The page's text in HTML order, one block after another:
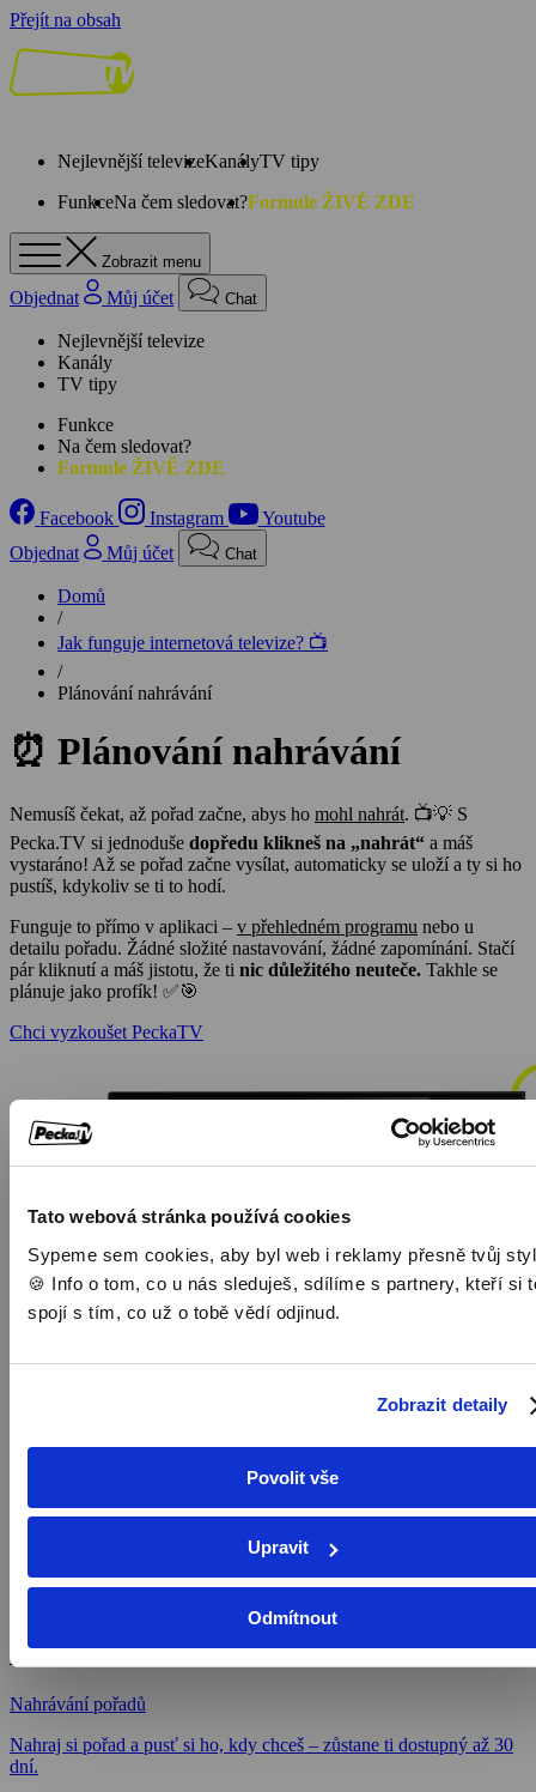
Tato webová stránka používá cookies
Sypeme sem cookies, aby byl web i reklamy přesně tvůj
🍪 Info o tom, co u nás sleduješ, sdílíme s partnery, kteří si
spojí s tím, co už o tobě vědí odjinud.
Zobrazit detaily
Povolit vše
Upravit
Odmítnout
Přejít na obsah
Nejlevnější televizeKanályTV tipy
FunkceNa čem sledovat?Formule ŽIVĚ ZDE
Zobrazit menu
Objednat Můj účet Chat
Nejlevnější televize
Kanály
TV tipy
Funkce
Na čem sledovat?
Formule ŽIVĚ ZDE
Facebook Instagram
Youtube
Objednat
Můj účet Chat
Domů
/
Jak funguje internetová televize? 📺
/
Plánování nahrávání
⏰ Plánovánínahrávání
Nemusíš čekat, až pořad začne, abys ho mohl nahrát. 📺💡 S
Pecka.TV si jednoduše dopředu klikneš na „nahrát“ a máš
vystaráno! Až se pořad začne vysílat, automaticky se uloží a ty si ho
pustíš, kdykoliv se ti to hodí.
Funguje to přímo v aplikaci – v přehledném programu nebo u
detailu pořadu. Žádné složité nastavování, žádné zapomínání. Stačí
pár kliknutí a máš jistotu, že ti nic důležitého neuteče. Takhle se
plánuje jako profík! ✅🎯
Chci vyzkoušet PeckaTV
Další užitečné funkce
❤️
Ulož si oblíbené pořady a měj je vždy po ruce přímo na hlavní
⬇️
Nahrávání pořadů
Nahraj si pořad a pusť si ho, kdy chceš – zůstane ti dostupný až 30
dní.